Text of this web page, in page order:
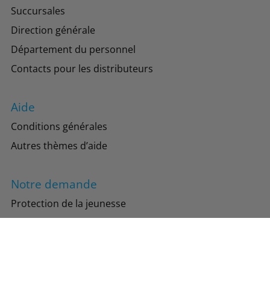
Succursales
Direction générale
Département du personnel
Contacts pour les distributeurs
Aide
Conditions générales
Autres thèmes d’aide
Notre demande
Protection de la jeunesse